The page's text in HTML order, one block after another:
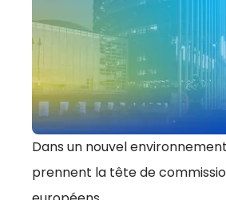
Dans un nouvel
prennent la tête de